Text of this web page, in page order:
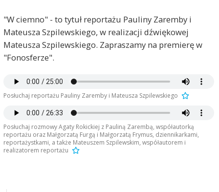
"W ciemno" - to tytuł reportażu Pauliny Zaremby i
Mateusza Szpilewskiego, w realizacji dźwiękowej
Mateusza Szpilewskiego. Zapraszamy na premierę w
"Fonosferze".
Posłuchaj reportażu Pauliny Zaremby i Mateusza Szpilewskiego
Posłuchaj rozmowy Agaty Rokickiej z Pauliną Zarembą, współautorką
reportażu oraz Małgorzatą Furgą i Małgorzatą Frymus, dziennikarkami,
reportażystkami, a także Mateuszem Szpilewskim, współautorem i
realizatorem reportażu